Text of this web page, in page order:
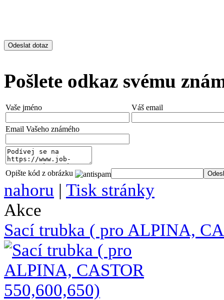
Pošlete odkaz svému
Vaše jméno Váš email
Email Vašeho známého
Opište kód z obrázku
nahoru | Tisk stránky
Akce
Sací trubka ( pro ALPINA,